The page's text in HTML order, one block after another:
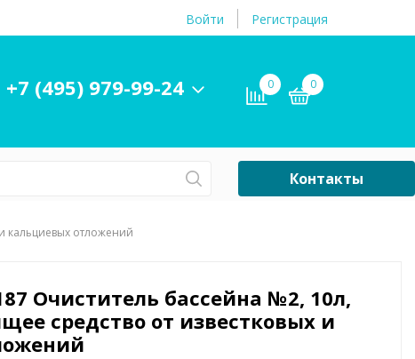
Войти Регистрация
+7 (495) 979-99-24 0 0
принадлежности
бассейнов
Контакты
кальциевых отложений
Очиститель бассейна №2, 10л,
средство от известковых и